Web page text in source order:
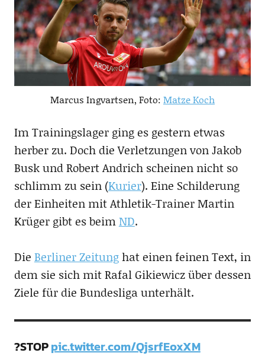
Marcus Ingvartsen, Foto: Matze Koch
Im Trainingslager ging es gestern etwas
herber zu. Doch die Verletzungen von Jakob
Busk und Robert Andrich scheinen nicht so
schlimm zu sein (Kurier). Eine Schilderung
der Einheiten mit Athletik-Trainer Martin
Krüger gibt es beimND.
Die Berliner Zeitunghat einen feinen Text, in
dem sie sich mit Rafal Gikiewicz über dessen
Ziele für die Bundesliga unterhält.
?STOPpic.twitter.com/QjsrfEoxXM